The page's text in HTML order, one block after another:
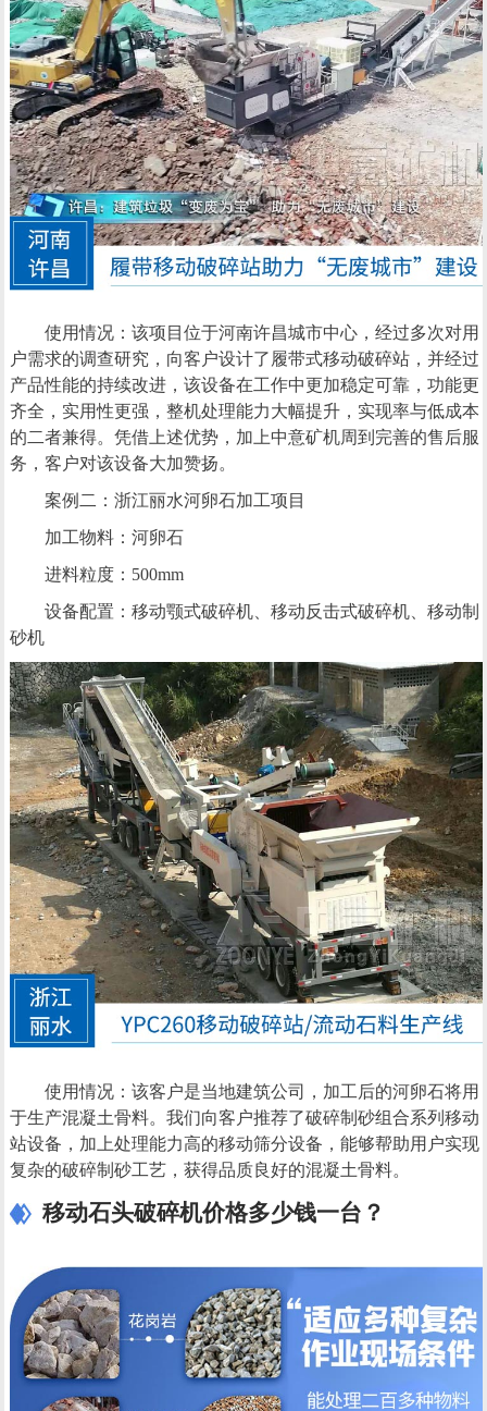
使用情况：该项目位于河南许昌城市中心，经过多次对用
户需求的调查研究，向客户设计了履带式移动破碎站，并经过
产品性能的持续改进，该设备在工作中更加稳定可靠，功能更
齐全，实用性更强，整机处理能力大幅提升，实现率与低成本
的二者兼得。凭借上述优势，加上中意矿机周到完善的售后服
务，客户对该设备大加赞扬。
案例二：浙江丽水河卵石加工项目
加工物料：河卵石
进料粒度：500mm
设备配置：移动颚式破碎机、移动反击式破碎机、移动制
砂机
使用情况：该客户是当地建筑公司，加工后的河卵石将用
于生产混凝土骨料。我们向客户推荐了破碎制砂组合系列移动
站设备，加上处理能力高的移动筛分设备，能够帮助用户实现
复杂的破碎制砂工艺，获得品质良好的混凝土骨料。
移动石头破碎机价格多少钱一台？